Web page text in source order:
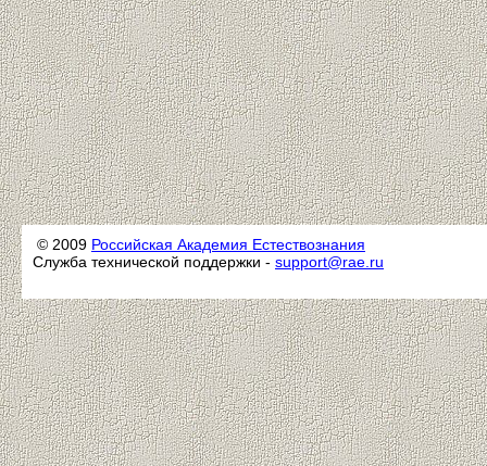
© 2009 Российская Академия Естествознания
Служба технической поддержки - support@rae.ru